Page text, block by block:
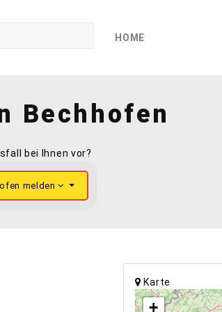
HOME
Bechhofen
bei Ihnen vor?
melden
Karte
+